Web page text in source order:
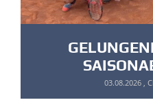
03.08.2026 ,